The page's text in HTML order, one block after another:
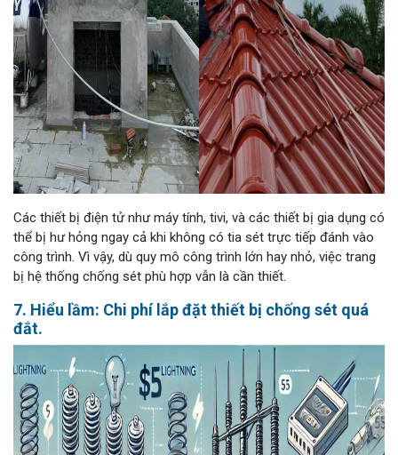
Các thiết bị điện tử như máy tính, tivi, và các thiết bị gia dụng có
thể bị hư hỏng ngay cả khi không có tia sét trực tiếp đánh vào
công trình. Vì vậy, dù quy mô công trình lớn hay nhỏ, việc trang
bị hệ thống chống sét phù hợp vẫn là cần thiết.
7. Hiểu lầm: Chi phí lắp đặt thiết bị chống sét quá
đắt.